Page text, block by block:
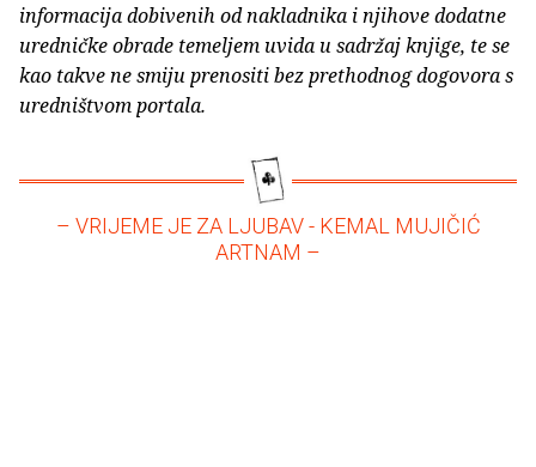
informacija dobivenih od nakladnika i njihove dodatne
uredničke obrade temeljem uvida u sadržaj knjige, te se
kao takve ne smiju prenositi bez prethodnog dogovora s
uredništvom portala.
– VRIJEME JE ZA LJUBAV - KEMAL MUJIČIĆ
ARTNAM –